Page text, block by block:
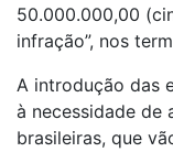
50.000.000,00
infração”, nos
A introdução das
à necessidade de
brasileiras, que